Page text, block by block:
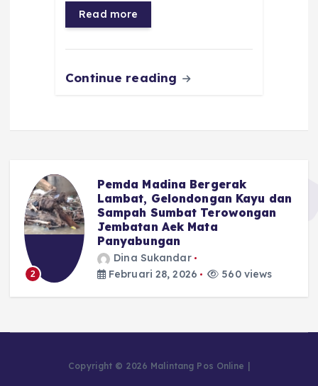
o
o
k
p
p
a
m
Read more
Continue reading
2
Pemda Madina Bergerak
Lambat, Gelondongan Kayu dan
Sampah Sumbat Terowongan
Jembatan Aek Mata
Panyabungan
Dina Sukandar
Februari 28, 2026
560 views
Copyright © 2026 Malintang Pos Online |